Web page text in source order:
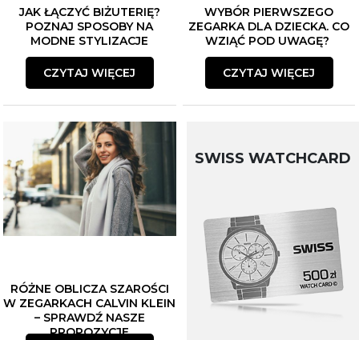
JAK ŁĄCZYĆ BIŻUTERIĘ?
POZNAJ SPOSOBY NA
MODNE STYLIZACJE
CZYTAJ WIĘCEJ
WYBÓR PIERWSZEGO
ZEGARKA DLA DZIECKA. CO
WZIĄĆ POD UWAGĘ?
CZYTAJ WIĘCEJ
RÓŻNE OBLICZA SZAROŚCI
W ZEGARKACH CALVIN KLEIN
– SPRAWDŹ NASZE
PROPOZYCJE
SWISS WATCHCARD